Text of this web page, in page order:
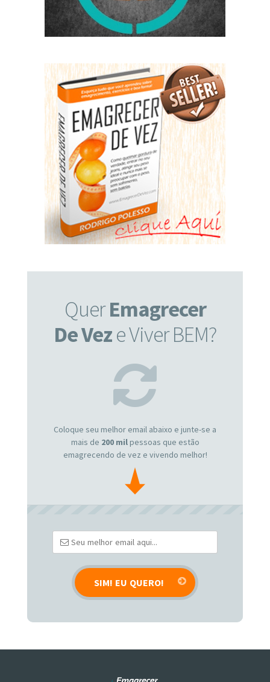
QuerEmagrecer
De Veze Viver BEM?
Coloque seu melhor email abaixo e junte-se a
mais de 200 milpessoas que estão
emagrecendo de vez e vivendo melhor!